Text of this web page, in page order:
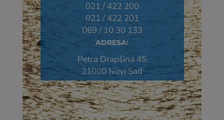
021 / 422 200
021 / 422 201
069 / 10 30 133
ADRESA:
Petra Drapšina 45
21000 Novi Sad